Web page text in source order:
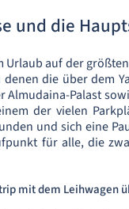
und die
auf der
denen die über dem
Almudaina-Palast
der vielen
und sich eine
für alle, die
mit dem Leihwagen